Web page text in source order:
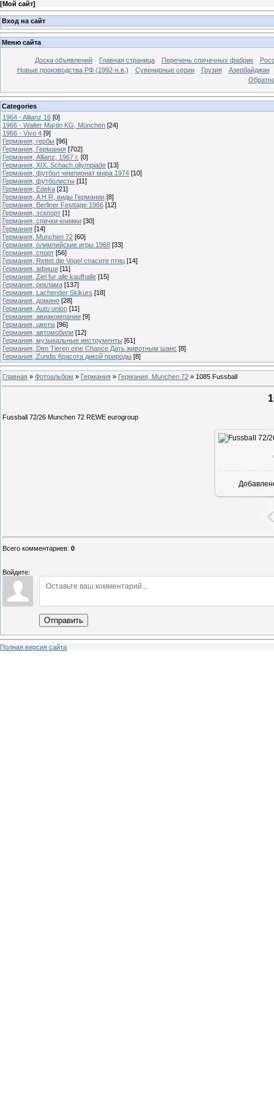
[Мой сайт]
Вход на сайт
Меню сайта
Доска объявлений Главная страница Перечень спичечных фабрик
Новые производства РФ (1992-н.в.)
Сувенирные серии Грузия
Азербайджан
Categories
1964 - Allianz 16 [0]
1966 - Walter Martin KG, München [24]
1966 - Vivo 4 [9]
Германия, гербы [96]
Германия, Германия [702]
Германия, Allianz, 1967 г. [0]
Германия, XIX. Schach oliympiade [13]
Германия, футбол чемпионат мира 1974 [10]
Германия, футболисты [11]
Германия, Edeka [21]
Германия, A H R, виды Германии [8]
Германия, Berliner Festtage 1966 [12]
Германия, эскпорт [1]
Германия, спички-книжки [30]
Германия [14]
Германия, Munchen 72 [60]
Германия, олимпийские игры 1968 [33]
Германия, спорт [56]
Германия, Rettet die Vogel спасите птиц [14]
Германия, афиши [11]
Германия, Ziel fur alle kaufhalle [15]
Германия, реклама [137]
Германия, Lachender Skikurs [18]
Германия, домино [28]
Германия, Auto union [11]
Германия, авиакомпании [9]
Германия, цветы [96]
Германия, автомобили [12]
Германия, музыкальные инструменты [61]
Германия, Den Tieren eine Chance Дать животным шанс [8]
Германия, Zundis Красота дикой природы [8]
Главная » Фотоальбом » Германия » Германия, Munchen 72 » 1085 Fussball
Fussball 72/26 Munchen 72 REWE eurogroup
Всего комментариев: 0
Войдите:
Отправить
Полная версия сайта